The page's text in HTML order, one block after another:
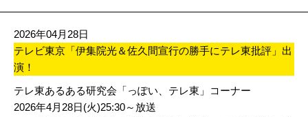
2026年04月28日
テレビ東京「伊集院光＆佐久間宣行の勝手にテレ東批評」出
演！
テレ東あるある研究会「っぽい、テレ東」コーナー
2026年4月28日(火)25:30～放送